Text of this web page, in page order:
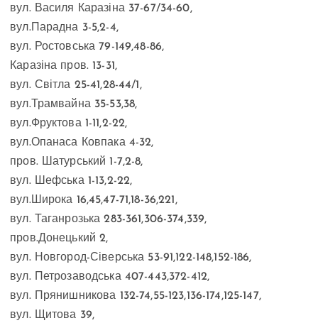
вул. Василя Каразіна 37-67/34-60,
вул.Парадна 3-5,2-4,
вул. Ростовська 79-149,48-86,
Каразіна пров. 13-31,
вул. Світла 25-41,28-44/1,
вул.Трамвайна 35-53,38,
вул.Фруктова 1-11,2-22,
вул.Опанаса Ковпака 4-32,
пров. Шатурський 1-7,2-8,
вул. Шефська 1-13,2-22,
вул.Широка 16,45,47-71,18-36,221,
вул. Таганрозька 283-361,306-374,339,
пров.Донецький 2,
вул. Новгород-Сіверська 53-91,122-148,152-186,
вул. Петрозаводська 407-443,372-412,
вул. Прянишникова 132-74,55-123,136-174,125-147,
вул. Щитова 39,